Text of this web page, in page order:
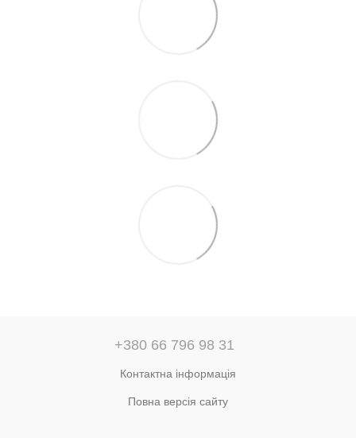
+380 66 796 98 31
Контактна інформація
Повна версія сайту